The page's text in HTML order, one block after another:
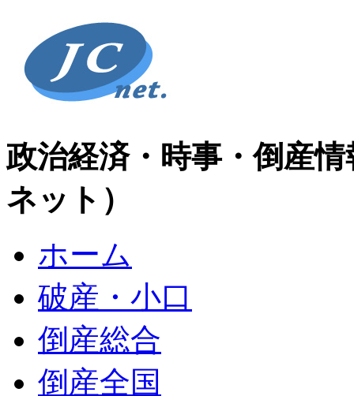
政治経済・時事・倒産
ネット）
ホーム
破産・小口
倒産総合
倒産全国